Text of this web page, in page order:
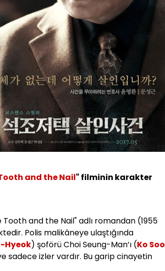
and the Nail" filminin karakter
and the Nail" adlı romandan (1955
Polis malikâneye ulaştığında
Hyeok) şoförü Choi Seung-Man’ı (Ko Soo
izler vardır. Bu garip cinayetin